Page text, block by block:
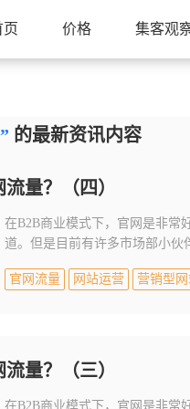
页 价格 集客观
的最新资讯内容
量？（四）
在B2B商业模式下，官网是非常
道。但是目前有许多市场部小伙
官网流量
网站运营 营销型
量？（三）
在B2B商业模式下，官网是非常